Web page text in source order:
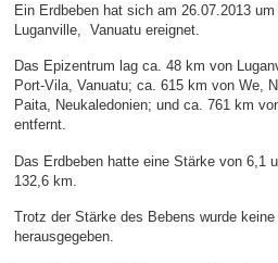
Ein Erdbeben hat sich am 26.07.2013
Luganville, Vanuatu ereignet.
Das Epizentrum lag ca. 48 km von
Port-Vila, Vanuatu; ca. 615 km von We,
Paita, Neukaledonien; und ca. 761 km
entfernt.
Das Erdbeben hatte eine Stärke von 6,1
132,6 km.
Trotz der Stärke des Bebens wurde
herausgegeben.